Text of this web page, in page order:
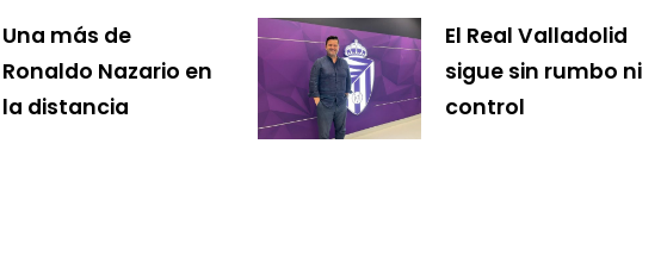
Una más de
Ronaldo Nazario en
la distancia
El Real Valladolid
sigue sin rumbo ni
control